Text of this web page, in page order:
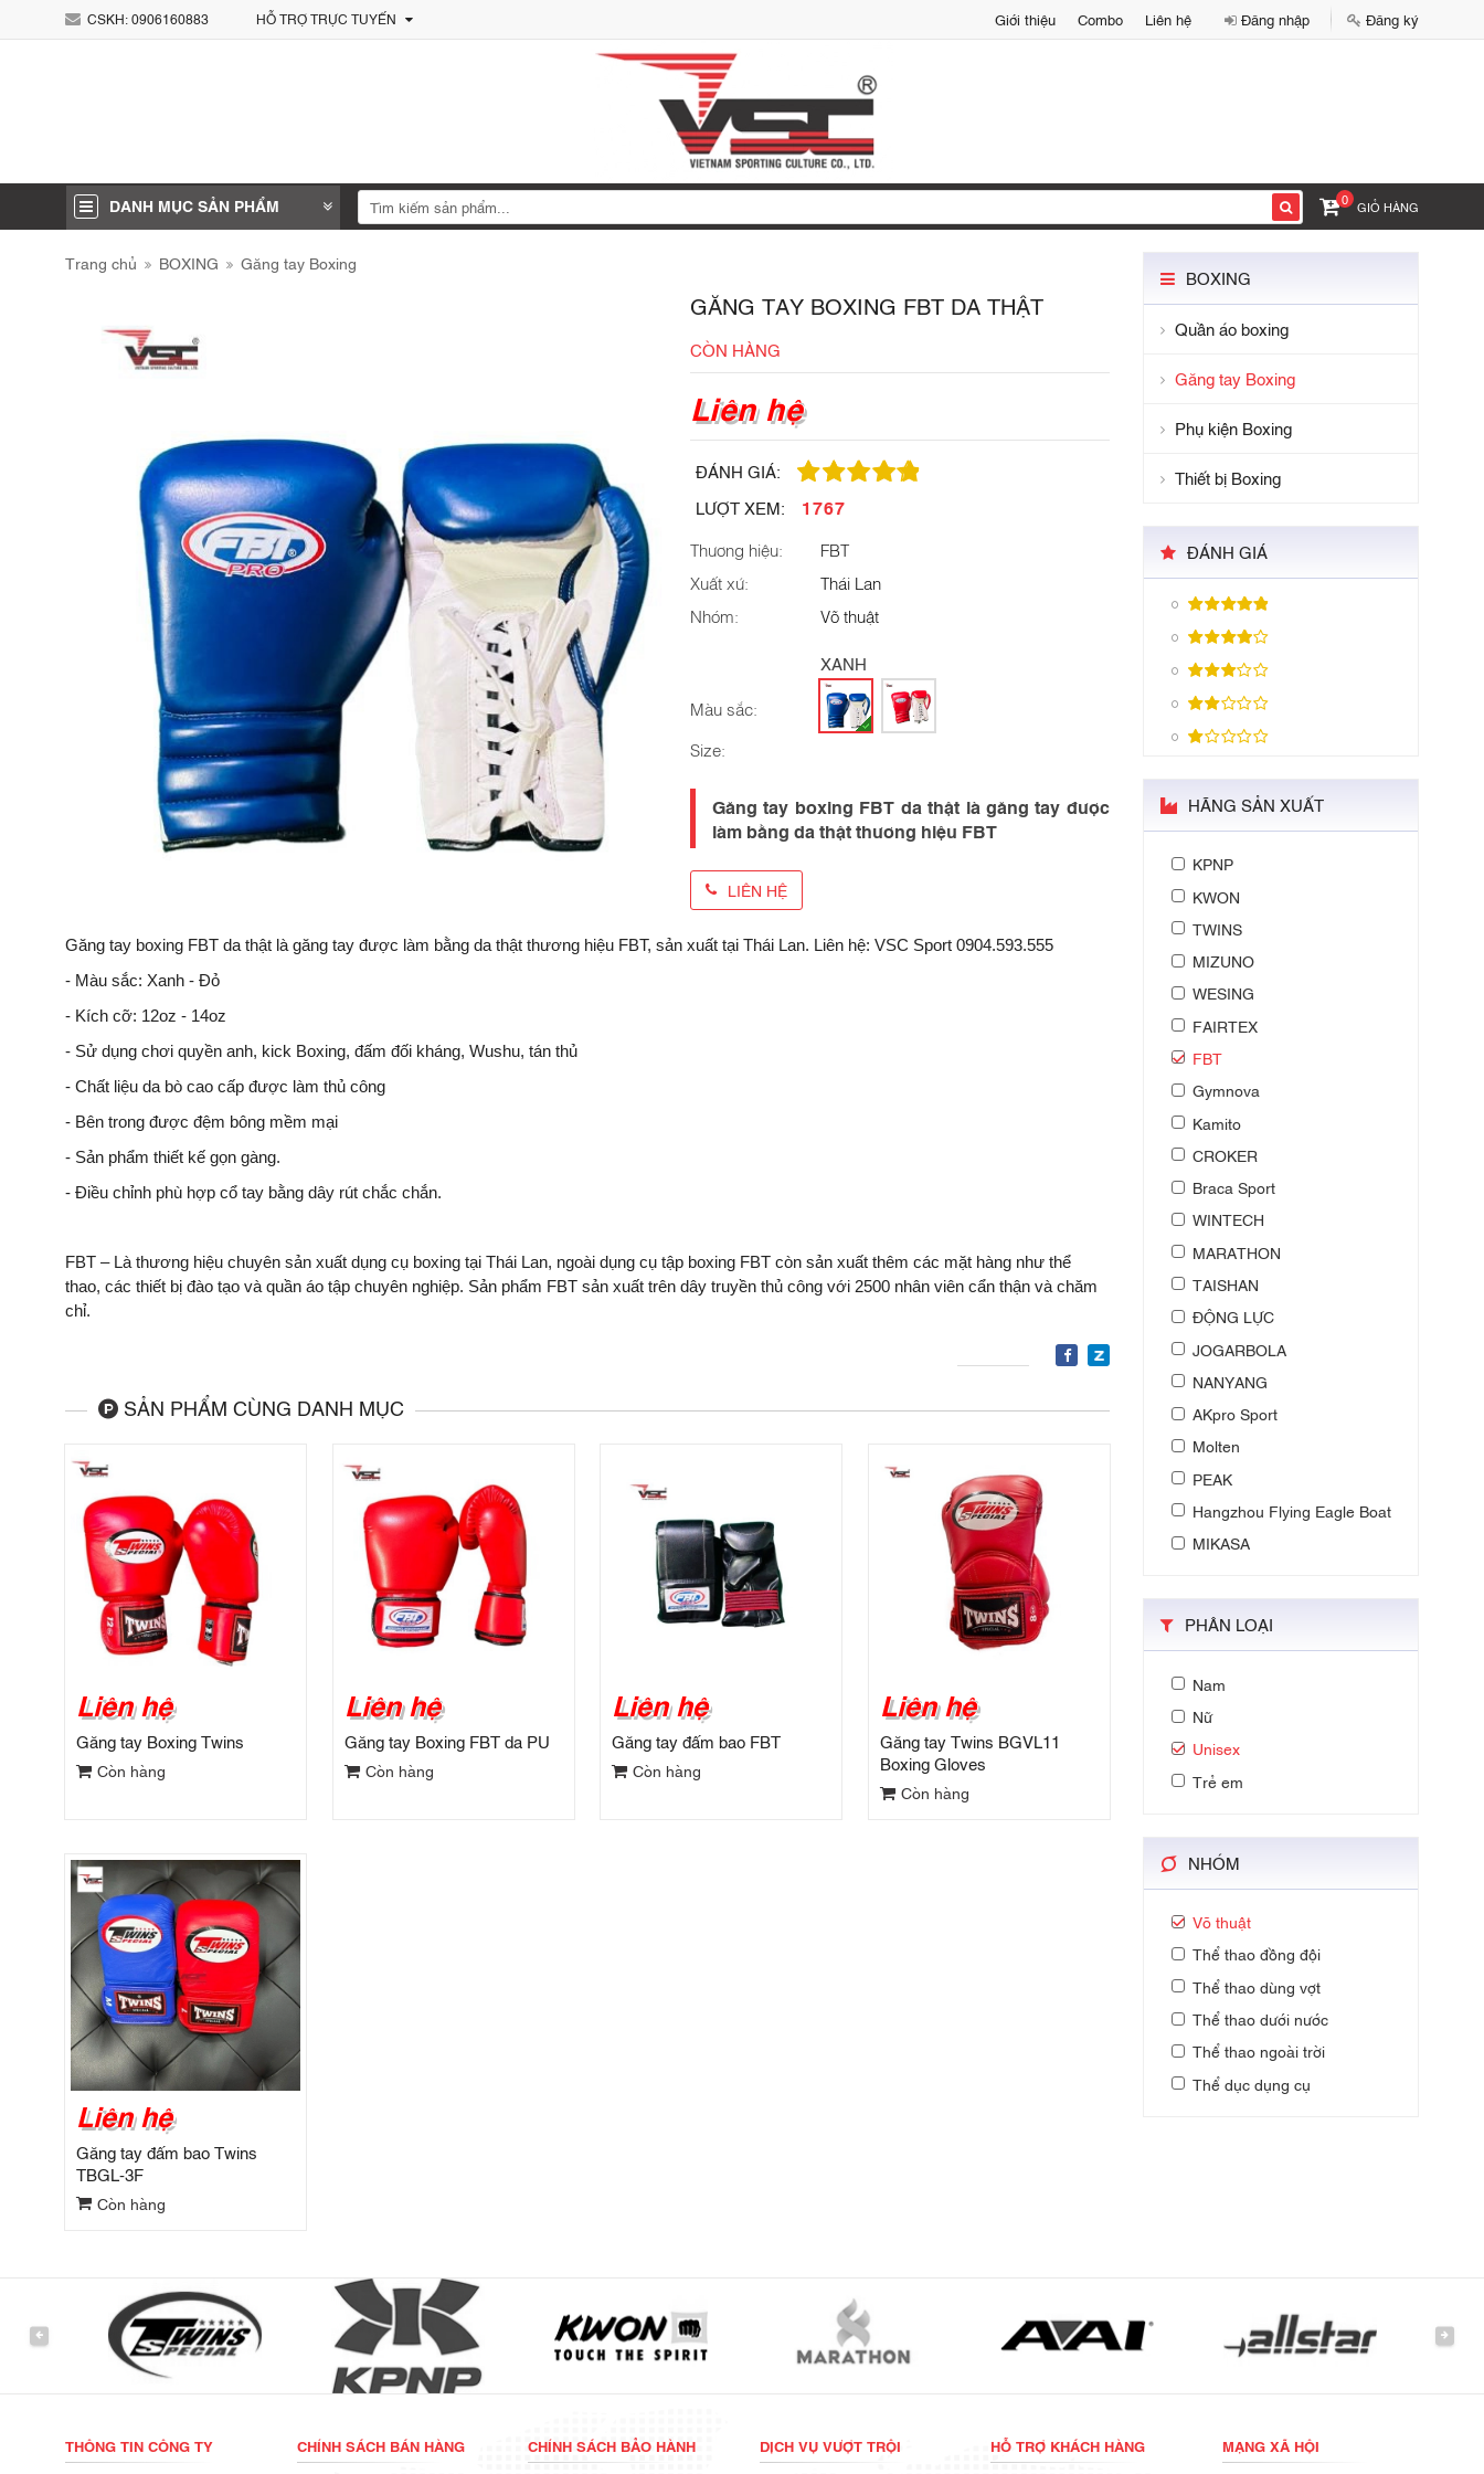
CSKH:0906160883 HỖ TRỢ TRỰC TUYẾN Giới thiệu Combo Liên hệ Đăng nhập Đăng ký
DANH MỤC SẢN PHẨM GIỎ HÀNG
0
Trang chủ BOXING Găng tay Boxing
GĂNG TAY BOXING FBT DA THẬT
CÒN HÀNG
Liên hệ
ĐÁNH GIÁ:
LƯỢT XEM:
1767
Thương hiệu:
FBT
Xuất xứ:
Thái Lan
Nhóm:
Võ thuật
XANH
Màu sắc:
Size:
Găng tay boxing FBT da thật là găng tay được
làm bằng da thật thương hiệu FBT
LIÊN HỆ
Găng tay boxing FBT da thật là găng tay được làm bằng da thật thương hiệu FBT, sản xuất tại Thái Lan. Liên hệ: VSC Sport 0904.593.555
- Màu sắc: Xanh - Đỏ
- Kích cỡ: 12oz - 14oz
- Sử dụng chơi quyền anh, kick Boxing, đấm đối kháng, Wushu, tán thủ
- Chất liệu da bò cao cấp được làm thủ công
- Bên trong được đệm bông mềm mại
- Sản phẩm thiết kế gọn gàng.
- Điều chỉnh phù hợp cổ tay bằng dây rút chắc chắn.
FBT – Là thương hiệu chuyên sản xuất dụng cụ boxing tại Thái Lan, ngoài dụng cụ tập boxing FBT còn sản xuất thêm các mặt hàng như thể
thao, các thiết bị đào tạo và quần áo tập chuyên nghiệp. Sản phẩm FBT sản xuất trên dây truyền thủ công với 2500 nhân viên cẩn thận và chăm
chỉ.
SẢN PHẨM CÙNG DANH MỤC
Liên hệ
Găng tay Boxing Twins
Còn hàng
Liên hệ
Găng tay Boxing FBT da PU
Còn hàng
Liên hệ
Găng tay đấm bao FBT
Còn hàng
Liên hệ
Găng tay Twins BGVL11
Boxing Gloves
Còn hàng
Liên hệ
Găng tay đấm bao Twins
TBGL-3F
Còn hàng
BOXING
Quần áo boxing
Găng tay Boxing
Phụ kiện Boxing
Thiết bị Boxing
ĐÁNH GIÁ
HÃNG SẢN XUẤT
KPNP
KWON
TWINS
MIZUNO
WESING
FAIRTEX
FBT
Gymnova
Kamito
CROKER
Braca Sport
WINTECH
MARATHON
TAISHAN
ĐỘNG LỰC
JOGARBOLA
NANYANG
AKpro Sport
Molten
PEAK
Hangzhou Flying Eagle Boat
MIKASA
PHÂN LOẠI
Nam
Nữ
Unisex
Trẻ em
NHÓM
Võ thuật
Thể thao đồng đội
Thể thao dùng vợt
Thể thao dưới nước
Thể thao ngoài trời
Thể dục dụng cụ
PREVIOUS NEXT
THÔNG TIN CÔNG TY CHÍNH SÁCH BÁN HÀNG CHÍNH SÁCH BẢO HÀNH DỊCH VỤ VƯỢT TRỘI HỖ TRỢ KHÁCH HÀNG MẠNG XÃ HỘI